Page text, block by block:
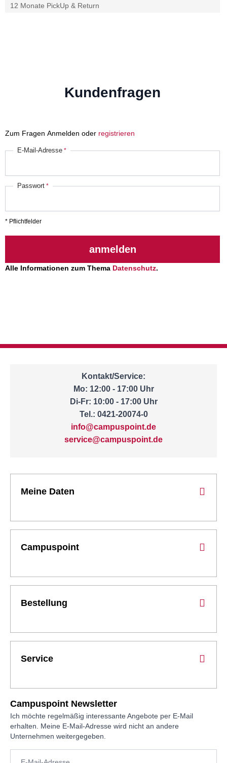
12 Monate PickUp & Return
Kundenfragen
Zum Fragen Anmelden oder registrieren
E-Mail-Adresse
Passwort
* Pflichtfelder
anmelden
Alle Informationen zum Thema Datenschutz.
Kontakt/Service:
Mo: 12:00 - 17:00 Uhr
Di-Fr: 10:00 - 17:00 Uhr
Tel.: 0421-20074-0
info@campuspoint.de
service@campuspoint.de
Meine Daten
Campuspoint
Bestellung
Service
Campuspoint Newsletter
Ich möchte regelmäßig interessante Angebote per E-Mail
erhalten. Meine E-Mail-Adresse wird nicht an andere
Unternehmen weitergegeben.